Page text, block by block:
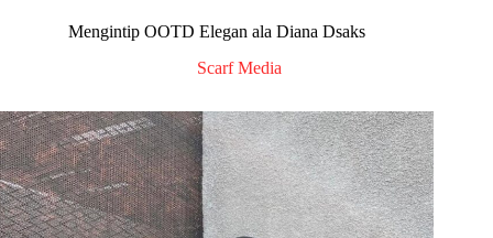
Mengintip OOTD Elegan ala Diana Dsaks
Scarf Media